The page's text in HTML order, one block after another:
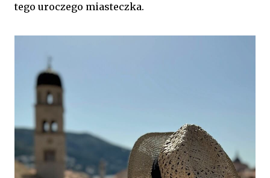
tego uroczego miasteczka.